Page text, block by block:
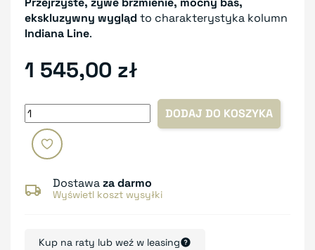
ekskluzywny wyglądto charakterystyka kolumn
Indiana Line.
1 545,00 zł
DODAJ DO KOSZYKA
Dostawaza darmo
Wyświetl koszt wysyłki
Kup na raty lub weź w leasing